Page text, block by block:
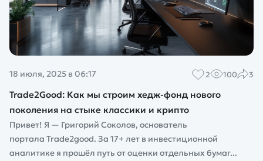
18 июля, 2025 в 06:17 2 100 3
Trade2Good: Как мы строим хедж-фонд нового
поколения на стыке классики и крипто
Привет! Я — Григорий Соколов, основатель
портала Trade2good. За 17+ лет в инвестиционной
аналитике я прошёл путь от оценки отдельных бумаг...